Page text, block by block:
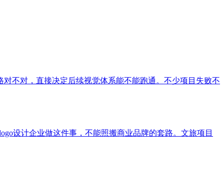
不对，直接决定后续视觉体系能不能跑通。不少项目失败不
设计企业做这件事，不能照搬商业品牌的套路。文旅项目